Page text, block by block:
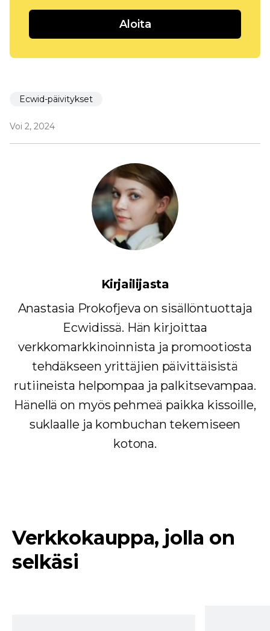
Aloita
Ecwid-päivitykset
Voi 2, 2024
Kirjailijasta
Anastasia Prokofjeva on sisällöntuottaja
Ecwidissä. Hän kirjoittaa
verkkomarkkinoinnista ja promootiosta
tehdäkseen yrittäjien päivittäisistä
rutiineista helpompaa ja palkitsevampaa.
Hänellä on myös pehmeä paikka kissoille,
suklaalle ja kombuchan tekemiseen
kotona.
Verkkokauppa, jolla on
selkäsi